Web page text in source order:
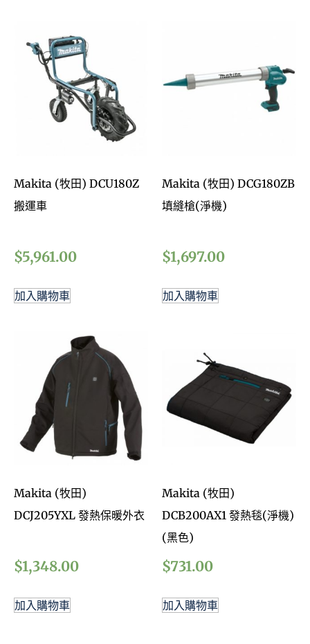
Makita (牧田) DCU180Z
搬運車
$5,961.00
加入購物車
Makita (牧田) DCG180ZB
填縫槍(淨機)
$1,697.00
加入購物車
Makita (牧田)
DCJ205YXL 發熱保暖外衣
$1,348.00
加入購物車
Makita (牧田)
DCB200AX1 發熱毯(淨機)
(黑色)
$731.00
加入購物車